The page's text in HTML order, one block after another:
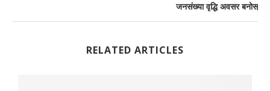
जनसंख्या वृद्धि अवसर बनोस्
RELATED ARTICLES